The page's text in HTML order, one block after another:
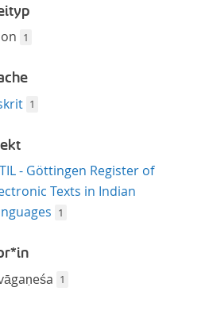
1
1
- Göttingen Register of
Texts in Indian
1
1